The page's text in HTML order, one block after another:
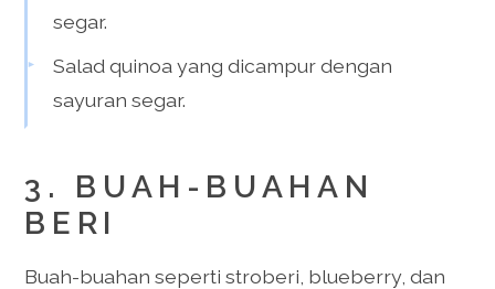
segar.
Salad quinoa yang dicampur dengan
sayuran segar.
3. BUAH-BUAHAN
BERI
Buah-buahan seperti stroberi, blueberry, dan